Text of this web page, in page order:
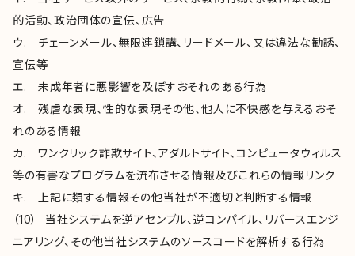
的活動、政治団体の宣伝、広告
ウ. チェーンメール、無限連鎖講、リードメール、又は違法な勧誘、
宣伝等
エ. 未成年者に悪影響を及ぼすおそれのある行為
オ. 残虐な表現、性的な表現その他、他人に不快感を与えるおそ
れのある情報
カ. ワンクリック詐欺サイト、アダルトサイト、コンピュータウィルス
等の有害なプログラムを流布させる情報及びこれらの情報リンク
キ. 上記に類する情報その他当社が不適切と判断する情報
（10） 当社システムを逆アセンブル、逆コンパイル、リバースエンジ
ニアリング、その他当社システムのソースコードを解析する行為